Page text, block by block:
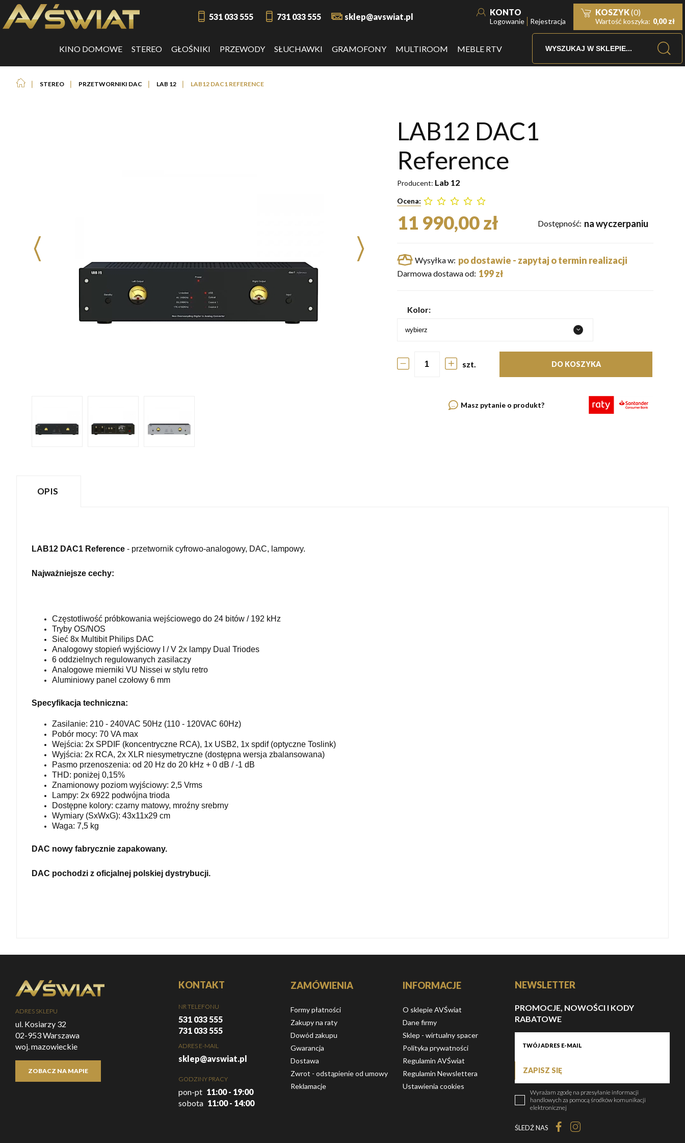
531 033 555 731 033 555 sklep@avswiat.pl KONTO
Logowanie Rejestracja
KOSZYK(0)
Wartość koszyka: 0,00 zł
KINO DOMOWE STEREO GŁOŚNIKI PRZEWODY SŁUCHAWKI GRAMOFONY MULTIROOM MEBLE RTV
❘ STEREO ❘ PRZETWORNIKI DAC ❘ LAB 12 ❘ LAB12 DAC1 REFERENCE
LAB12 DAC1
Reference
Producent: Lab 12
Ocena:
11 990,00 zł Dostępność: na wyczerpaniu
Wysyłka w: po dostawie - zapytaj o termin realizacji
Darmowa dostawa od: 199 zł
Kolor:
szt. DO KOSZYKA
Masz pytanie o produkt?
OPIS
LAB12 DAC1 Reference - przetwornik cyfrowo-analogowy, DAC, lampowy.
Najważniejsze cechy:
Częstotliwość próbkowania wejściowego do 24 bitów / 192 kHz
Tryby OS/NOS
Sieć 8x Multibit Philips DAC
Analogowy stopień wyjściowy I / V 2x lampy Dual Triodes
6 oddzielnych regulowanych zasilaczy
Analogowe mierniki VU Nissei w stylu retro
Aluminiowy panel czołowy 6 mm
Specyfikacja techniczna:
Zasilanie: 210 - 240VAC 50Hz (110 - 120VAC 60Hz)
Pobór mocy: 70 VA max
Wejścia: 2x SPDIF (koncentryczne RCA), 1x USB2, 1x spdif (optyczne Toslink)
Wyjścia: 2x RCA, 2x XLR niesymetryczne (dostępna wersja zbalansowana)
Pasmo przenoszenia: od 20 Hz do 20 kHz + 0 dB / -1 dB
THD: poniżej 0,15%
Znamionowy poziom wyjściowy: 2,5 Vrms
Lampy: 2x 6922 podwójna trioda
Dostępne kolory: czarny matowy, mroźny srebrny
Wymiary (SxWxG): 43x11x29 cm
Waga: 7,5 kg
DAC nowy fabrycznie zapakowany.
DAC pochodzi z oficjalnej polskiej dystrybucji.
ADRES SKLEPU
ul. Kosiarzy 32
02-953 Warszawa
woj. mazowieckie
ZOBACZ NA MAPIE
KONTAKT
NR TELEFONU
531 033 555
731 033 555
ADRES E-MAIL
sklep@avswiat.pl
GODZINY PRACY
pon-pt 11:00 - 19:00
sobota 11:00 - 14:00
ZAMÓWIENIA
Formy płatności
Zakupy na raty
Dowód zakupu
Gwarancja
Dostawa
Zwrot - odstąpienie od umowy
Reklamacje
INFORMACJE
O sklepie AVŚwiat
Dane firmy
Sklep - wirtualny spacer
Polityka prywatności
Regulamin AVŚwiat
Regulamin Newslettera
Ustawienia cookies
NEWSLETTER
PROMOCJE, NOWOŚCI I KODY
RABATOWE
ZAPISZ SIĘ
Wyrażam zgodę na przesyłanie informacji
handlowych za pomocą środków komunikacji
elektronicznej
ŚLEDŹ NAS